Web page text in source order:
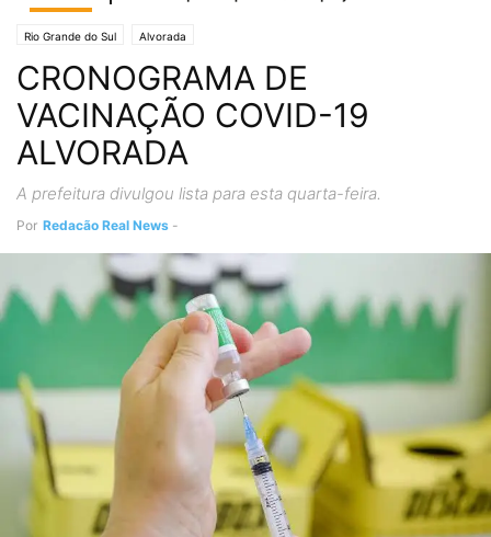
Rio Grande do Sul Alvorada
CRONOGRAMA DE
VACINAÇÃO COVID-19
ALVORADA
A prefeitura divulgou lista para esta quarta-feira.
Por Redação Real News -